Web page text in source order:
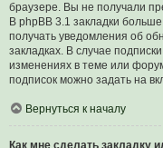
браузере. Вы не получали
В phpBB 3.1 закладки
получать уведомления об
закладках. В случае
изменениях в теме или
подписок можно задать на
Вернуться к началу
Как мне сделать закладку